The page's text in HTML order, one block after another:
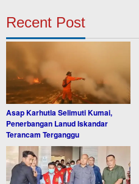
Recent Post
Asap Karhutla Selimuti Kumai,
Penerbangan Lanud Iskandar
Terancam Terganggu